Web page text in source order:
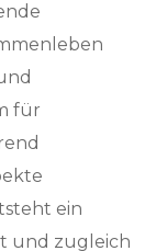
für
ein
und zugleich